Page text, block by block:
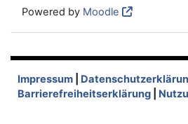
Powered by Moodle
Impressum
Barrierefreiheitserklärung